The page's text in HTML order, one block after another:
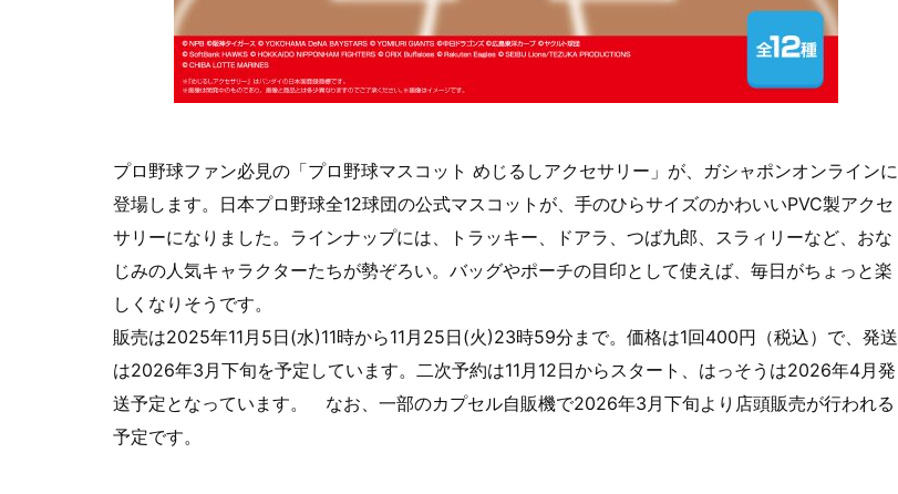
プロ野球ファン必見の「プロ野球マスコット めじるしアクセサリー」が、ガシャポンオンラインに
登場します。日本プロ野球全12球団の公式マスコットが、手のひらサイズのかわいいPVC製アクセ
サリーになりました。ラインナップには、トラッキー、ドアラ、つば九郎、スラィリーなど、おな
じみの人気キャラクターたちが勢ぞろい。バッグやポーチの目印として使えば、毎日がちょっと楽
しくなりそうです。
販売は2025年11月5日(水)11時から11月25日(火)23時59分まで。価格は1回400円（税込）で、発送
は2026年3月下旬を予定しています。二次予約は11月12日からスタート、はっそうは2026年4月発
送予定となっています。 なお、一部のカプセル自販機で2026年3月下旬より店頭販売が行われる
予定です。